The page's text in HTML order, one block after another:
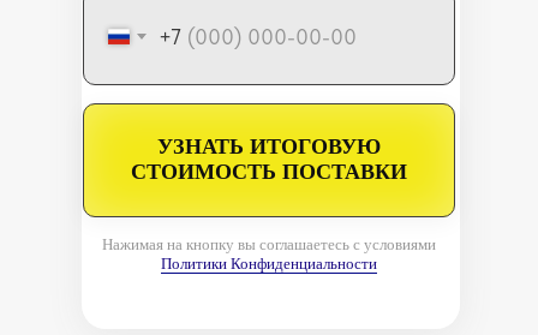
+7
УЗНАТЬ ИТОГОВУЮ
СТОИМОСТЬ ПОСТАВКИ
Нажимая на кнопку вы соглашаетесь с условиями
Политики Конфиденциальности